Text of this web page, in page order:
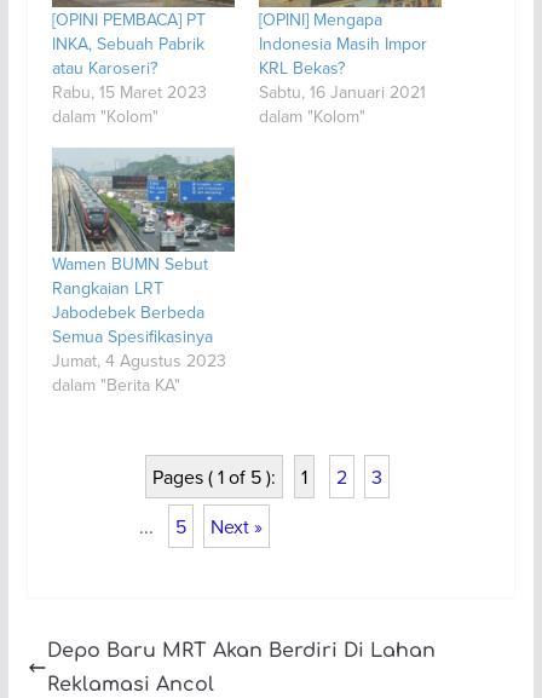
[OPINI PEMBACA] PT
INKA, Sebuah Pabrik
atau Karoseri?
Rabu, 15 Maret 2023
dalam "Kolom"
[OPINI] Mengapa
Indonesia Masih Impor
KRL Bekas?
Sabtu, 16 Januari 2021
dalam "Kolom"
Wamen BUMN Sebut
Rangkaian LRT
Jabodebek Berbeda
Semua Spesifikasinya
Jumat, 4 Agustus 2023
dalam "Berita KA"
Pages ( 1 of 5 ): 1 2
3
...
5 Next »
Depo Baru MRT Akan Berdiri Di Lahan
Reklamasi Ancol